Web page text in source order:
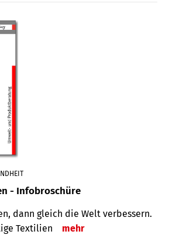
- Infobroschüre
dann gleich die Welt verbessern.
Textilien
mehr